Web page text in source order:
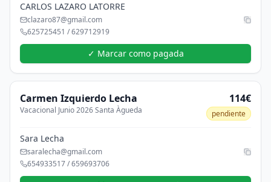
CARLOS LAZARO LATORRE
clazaro87@gmail.com
625725451 / 629712919
✓ Marcar como pagada
Carmen Izquierdo Lecha
Vacacional Junio 2026 Santa Àgueda
114€
pendiente
Sara Lecha
saralecha@gmail.com
654933517 / 659693706